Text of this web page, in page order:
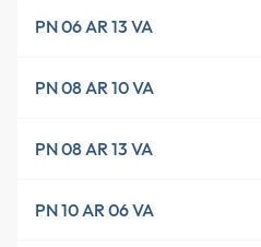
PN 06 AR 13 VA
PN 08 AR 10 VA
PN 08 AR 13 VA
PN 10 AR 06 VA